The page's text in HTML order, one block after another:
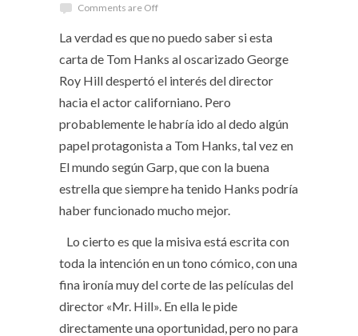
Comments are Off
La verdad es que no puedo saber si esta
carta de Tom Hanks al oscarizado George
Roy Hill despertó el interés del director
hacia el actor californiano. Pero
probablemente le habría ido al dedo algún
papel protagonista a Tom Hanks, tal vez en
El mundo según Garp, que con la buena
estrella que siempre ha tenido Hanks podría
haber funcionado mucho mejor.
Lo cierto es que la misiva está escrita con
toda la intención en un tono cómico, con una
fina ironía muy del corte de las películas del
director «Mr. Hill». En ella le pide
directamente una oportunidad, pero no para